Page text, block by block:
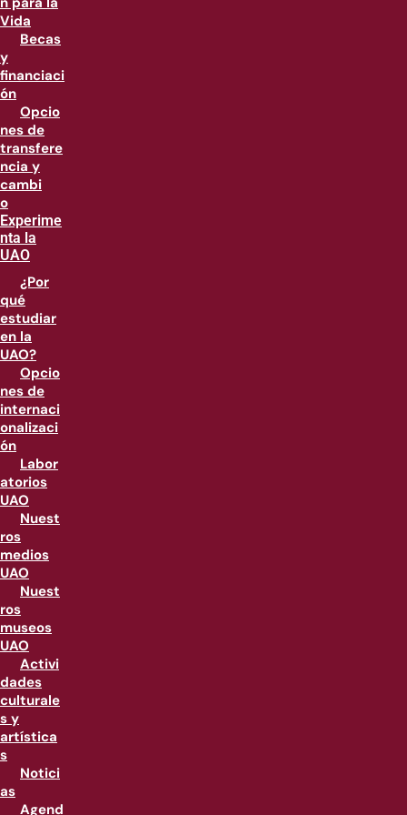
Vida
Becas
y
financiaci
ón
Opcio
nes de
transfere
ncia y
cambi
o
Experime
nta la
UAO
¿Por
qué
estudiar
en la
UAO?
Opcio
nes de
internaci
onalizaci
ón
Labor
atorios
UAO
Nuest
ros
medios
UAO
Nuest
ros
museos
UAO
Activi
dades
culturale
s y
artística
s
Notici
as
Agend